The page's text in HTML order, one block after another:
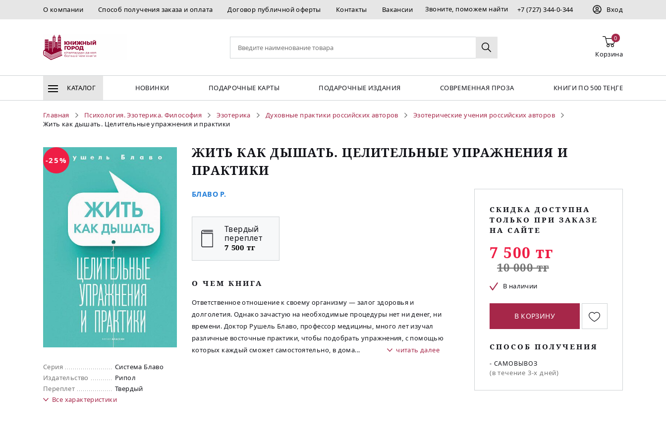
О компании Способ получения заказа и оплата Договор публичной оферты Контакты Вакансии Звоните, поможем найти +7 (727) 344-0-344 Вход
0
Корзина
КАТАЛОГ НОВИНКИ ПОДАРОЧНЫЕ КАРТЫ ПОДАРОЧНЫЕ ИЗДАНИЯ СОВРЕМЕННАЯ ПРОЗА КНИГИ ПО 500 ТЕҢГЕ
Главная Психология. Эзотерика. Философия Эзотерика Духовные практики российских авторов
Эзотерические учения российских авторов
Жить как дышать. Целительные упражнения и практики
-25%
Серия
Система Блаво
Издательство
Рипол
Переплет
Твердый
Все характеристики
ЖИТЬ КАК ДЫШАТЬ. ЦЕЛИТЕЛЬНЫЕ УПРАЖНЕНИЯ И
ПРАКТИКИ
БЛАВО Р.
Твердый
переплет
7 500 тг
O ЧЕМ КНИГА
Ответственное отношение к своему организму — залог здоровья и
долголетия. Однако зачастую на необходимые процедуры нет ни денег, ни
времени. Доктор Рушель Блаво, профессор медицины, много лет изучал
различные восточные практики, чтобы подобрать упражнения, с помощью
которых каждый сможет самостоятельно, в дома... читать далее
СКИДКА ДОСТУПНА
ТОЛЬКО ПРИ ЗАКАЗЕ
НА САЙТЕ
7 500 тг
10 000 тг
В наличии
В КОРЗИНУ
СПОСОБ ПОЛУЧЕНИЯ
- САМОВЫВОЗ
(в течение 3-х дней)